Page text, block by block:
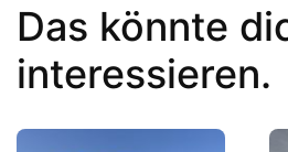
Das könnte
interessieren.